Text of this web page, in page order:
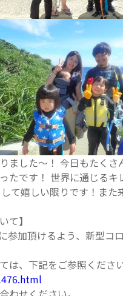
ました～！ 今日もたく
たです！ 世界に通じる
て嬉しい限りです！また
て】
加頂けるよう、新型コ
、下記をご参照ください